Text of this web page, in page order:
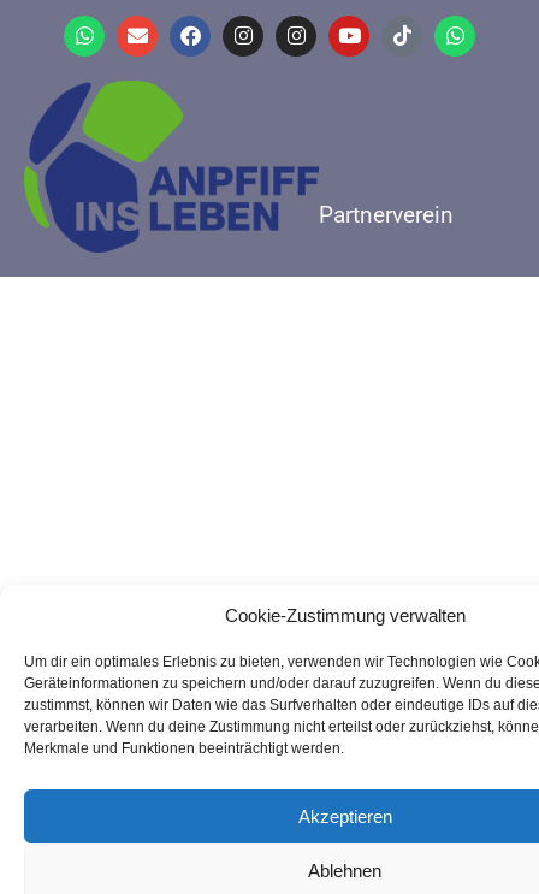
Cookie-Zustimmung verwalten
Um dir ein optimales Erlebnis zu bieten, verwenden wir Technologien wie
Geräteinformationen zu speichern und/oder darauf zuzugreifen. Wenn du
zustimmst, können wir Daten wie das Surfverhalten oder eindeutige IDs auf
verarbeiten. Wenn du deine Zustimmung nicht erteilst oder zurückziehst,
Merkmale und Funktionen beeinträchtigt werden.
Akzeptieren
Ablehnen
Partnerverein